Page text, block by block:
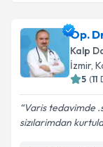
takvim
E-posta
Kişisel
Op.
Kalp
İzmir,
5 (11
Varis tedavimde
sizılarimdan